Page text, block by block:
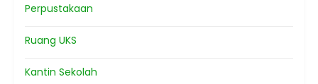
Perpustakaan
Ruang UKS
Kantin Sekolah